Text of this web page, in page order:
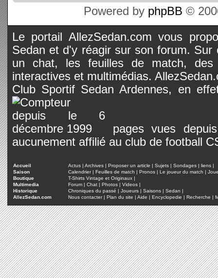
Powered by phpBB ©
Le portail AllezSedan.com vous
Sedan et d'y réagir sur son forum.
un chat, les feuilles de match, des
interactives et multimédias.
Club Sportif Sedan Ardennes, en
pages vues
aucunement affilié au club de football
Accueil Actus | Archives | Proposer un article | Sujets | Sondages | liens |
Saison
Calendrier| Feuilles de match | Pronos | Le joueur du match |
Boutique
T-Shirts Vintage et Originaux |
Multimedia
Forum | Chat | Photos | Videos |
Historique
Chroniques du passé | Joueurs | Saisons | Sedan |
AllezSedan.com
Nous contacter| Plan du site | Aide | Encyclopedie | Recherche |